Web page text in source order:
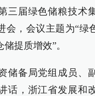
三届绿色储粮技术
会，会议主题为“绿
提质增效”。
储备局党组成员、
话，浙江省发展和